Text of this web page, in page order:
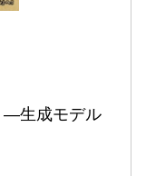
―生成モデル